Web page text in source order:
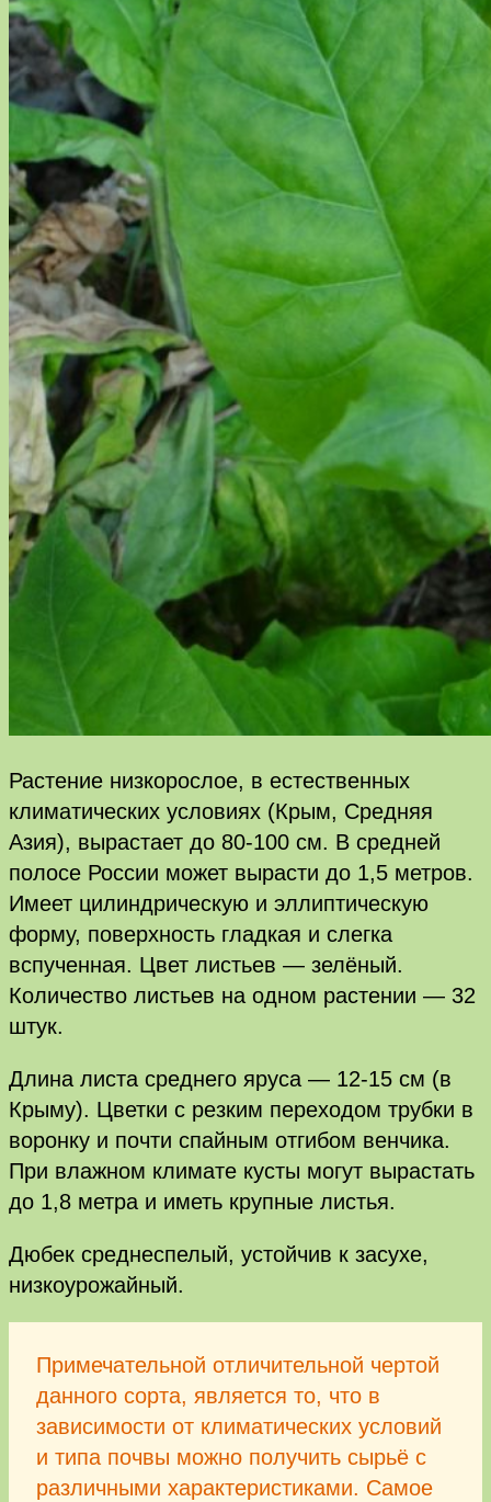
Растение низкорослое, в естественных
климатических условиях (Крым, Средняя
Азия), вырастает до 80-100 см. В средней
полосе России может вырасти до 1,5 метров.
Имеет цилиндрическую и эллиптическую
форму, поверхность гладкая и слегка
вспученная. Цвет листьев — зелёный.
Количество листьев на одном растении — 32
штук.
Длина листа среднего яруса — 12-15 см (в
Крыму). Цветки с резким переходом трубки в
воронку и почти спайным отгибом венчика.
При влажном климате кусты могут вырастать
до 1,8 метра и иметь крупные листья.
Дюбек среднеспелый, устойчив к засухе,
низкоурожайный.
Примечательной отличительной чертой
данного сорта, является то, что в
зависимости от климатических условий
и типа почвы можно получить сырьё с
различными характеристиками. Самое